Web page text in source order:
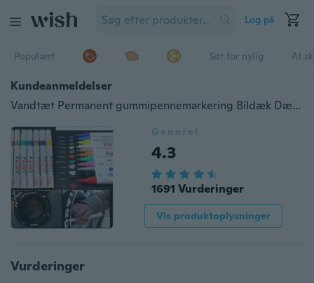
Log på
Populært Set for nylig At
Kundeanmeldelser
Vandtæt Permanent gummipennemarkering Bildæk Dæk Trædebanemaling
Generel
4.3
1691 Vurderinger
Vis produktoplysninger
Vurderinger